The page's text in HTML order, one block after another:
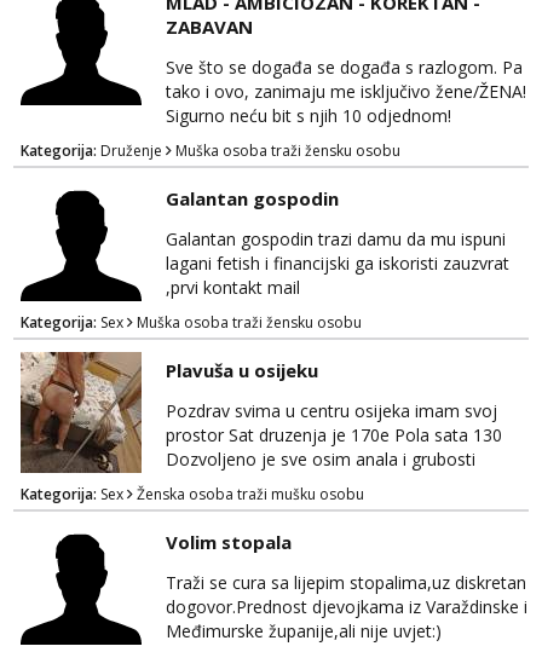
guza ... Javi se 🔥Samo na mail.
ZABAVAN
Sve što se događa se događa s razlogom. Pa
tako i ovo, zanimaju me isključivo žene/ŽENA!
Sigurno neću bit s njih 10 odjednom!
Kategorija: Druženje Muška osoba traži žensku osobu
Galantan gospodin
Galantan gospodin trazi damu da mu ispuni
lagani fetish i financijski ga iskoristi zauzvrat
,prvi kontakt mail
Kategorija: Sex Muška osoba traži žensku osobu
Plavuša u osijeku
Pozdrav svima u centru osijeka imam svoj
prostor Sat druzenja je 170e Pola sata 130
Dozvoljeno je sve osim anala i grubosti
Prodajem i svoja videa ako nekog zanima Za
dogovor javite se na wocap 0919282417
Kategorija: Sex Ženska osoba traži mušku osobu
Volim stopala
Traži se cura sa lijepim stopalima,uz diskretan
dogovor.Prednost djevojkama iz Varaždinske i
Međimurske županije,ali nije uvjet:)